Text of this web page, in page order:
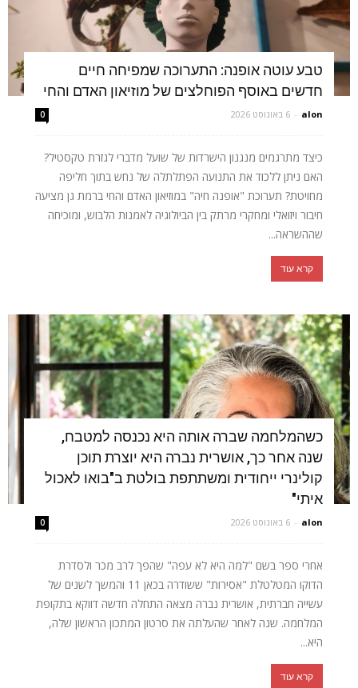
טבע עוטה אופנה: התערוכה שמפיחה חיים
חדשים באוסף הפוחלצים של מוזיאון האדם והחי
alon
- 6 באוגוסט 2026 0
כיצד מתרגמים מנגנון הישרדות של שועל מדברי לגזרת טקסטיל?
האם ניתן ללכוד את התנועה הפתלתלה של נחש בתוך חליפה
מחויטת? תערוכת "אופנה חיה" במוזיאון האדם והחי ברמת גן מציעה
חיבור ויזואלי ומחקרי מרתק בין הביולוגיה לאמנות הלבוש, ומוכיחה
שההשראה...
קרא עוד
כשהמלחמה שברה אותה היא נכנסה למטבח,
שנה אחר כך, אושרית נברה היא יוצרת תוכן
קולינרי ייחודית ומשתתפת בולטת ב"בואו לאכול
איתי"
alon
- 6 באוגוסט 2026 0
אחרי ספר בשם "למה היא לא עפה" שהפך לרב מכר ולסדרת
הדוקו המטלטלת "אסירות" ששודרה בכאן 11 והמשך לשנים של
עשייה חברתית, אושרית נברה מצאה התחלה חדשה דווקא בתקופת
המלחמה. שנה לאחר שהעלתה את סרטון המתכון הראשון שלה,
היא...
קרא עוד